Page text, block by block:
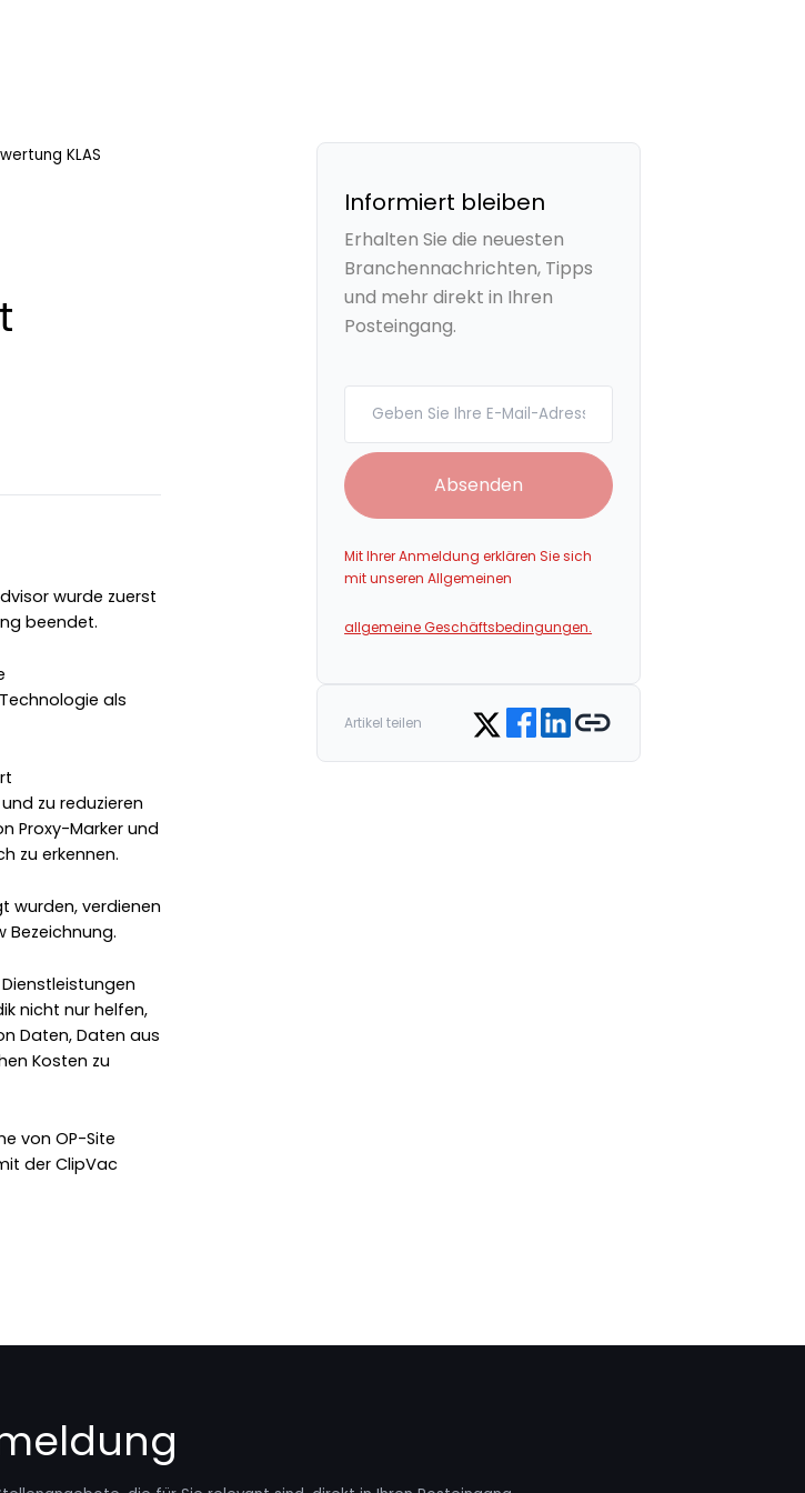
KLAS
wurde zuerst
beendet.
als
zu reduzieren
Proxy-Marker und
zu erkennen.
wurden, verdienen
Bezeichnung.
nicht nur helfen,
Daten, Daten aus
Kosten zu
von OP-Site
der ClipVac
Informiert bleiben
Erhalten Sie die neuesten
Branchennachrichten, Tipps
und mehr direkt in Ihren
Posteingang.
Absenden
Mit Ihrer Anmeldung erklären Sie sich
mit unseren Allgemeinen
allgemeine Geschäftsbedingungen.
Artikel teilen Share on Twitter
Share on Facebook
Share on LinkedIn
Copy link